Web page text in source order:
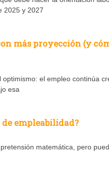
2025 y 2027
más proyección (y
el empleo continúa
esa
empleabilidad?
matemática, pero